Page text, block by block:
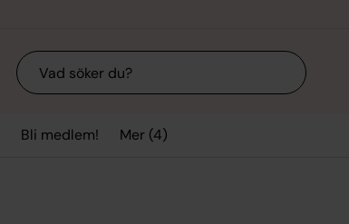
Sök
Bli medlem! Mer (4)